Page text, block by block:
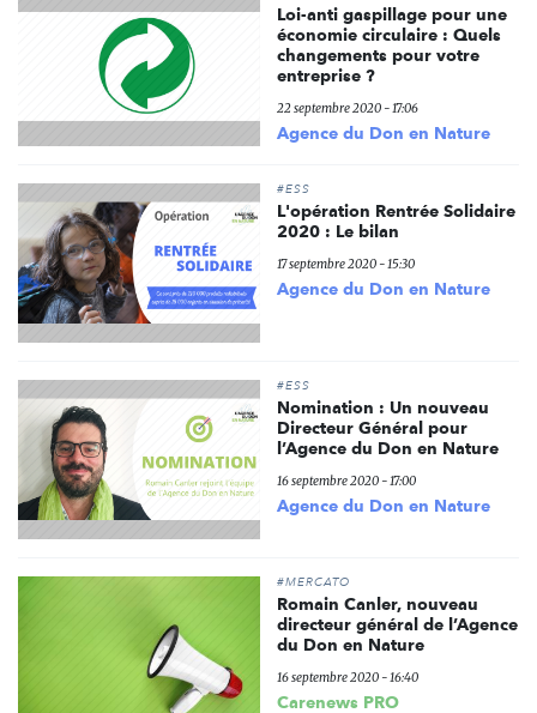
Loi-anti gaspillage pour une
économie circulaire : Quels
changements pour votre
entreprise ?
22 septembre 2020 - 17:06
Agence du Don en Nature
#ESS
L'opération Rentrée Solidaire
2020 : Le bilan
17 septembre 2020 - 15:30
Agence du Don en Nature
#ESS
Nomination : Un nouveau
Directeur Général pour
l’Agence du Don en Nature
16 septembre 2020 - 17:00
Agence du Don en Nature
#MERCATO
Romain Canler, nouveau
directeur général de l’Agence
du Don en Nature
16 septembre 2020 - 16:40
Carenews PRO